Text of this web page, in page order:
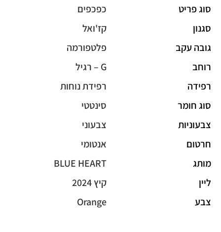
סוג פריט
כפכפים
סגנון
קז'ואל
גובה עקב
פלטפורמה
רוחב
G – רגיל
רפידה
רפידת נוחות
סוג חומר
סינטטי
צבעוניות
צבעוני
חרטום
אנטומי
מותג
BLUE HEART
ליין
קיץ 2024
צבע
Orange